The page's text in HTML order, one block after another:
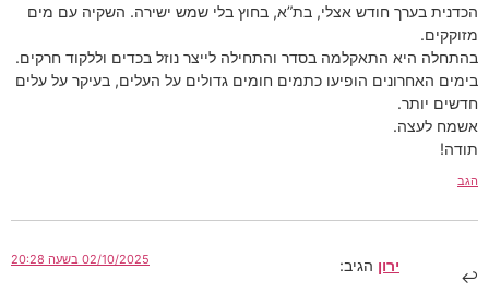
הכדנית בערך חודש אצלי, בת”א, בחוץ בלי שמש ישירה. השקיה עם מים
מזוקקים.
בהתחלה היא התאקלמה בסדר והתחילה לייצר נוזל בכדים וללקוד חרקים.
בימים האחרונים הופיעו כתמים חומים גדולים על העלים, בעיקר על עלים
חדשים יותר.
אשמח לעצה.
תודה!
הגב
ירון הגיב: 02/10/2025 בשעה 20:28